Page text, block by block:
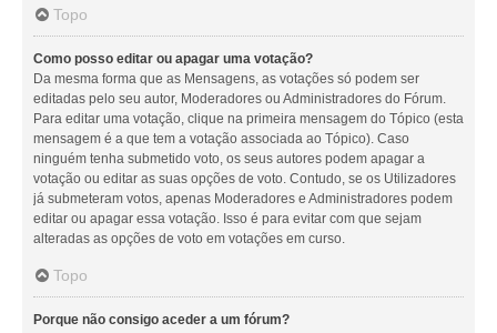
Topo
Como posso editar ou apagar uma votação?
Da mesma forma que as Mensagens, as votações só podem ser
editadas pelo seu autor, Moderadores ou Administradores do Fórum.
Para editar uma votação, clique na primeira mensagem do Tópico (esta
mensagem é a que tem a votação associada ao Tópico). Caso
ninguém tenha submetido voto, os seus autores podem apagar a
votação ou editar as suas opções de voto. Contudo, se os Utilizadores
já submeteram votos, apenas Moderadores e Administradores podem
editar ou apagar essa votação. Isso é para evitar com que sejam
alteradas as opções de voto em votações em curso.
Topo
Porque não consigo aceder a um fórum?